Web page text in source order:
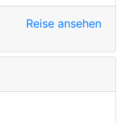
Reise ansehen